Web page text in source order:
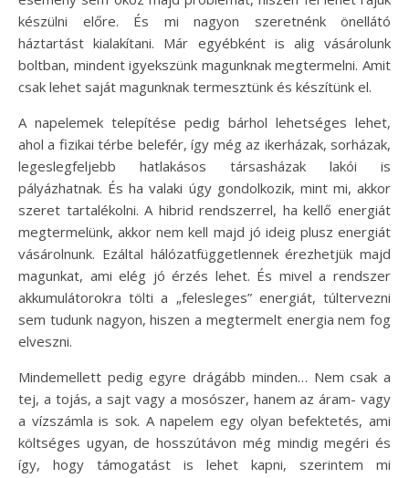
készülni előre. És mi nagyon szeretnénk önellátó
háztartást kialakítani. Már egyébként is alig vásárolunk
boltban, mindent igyekszünk magunknak megtermelni. Amit
csak lehet saját magunknak termesztünk és készítünk el.
A napelemek telepítése pedig bárhol lehetséges lehet,
ahol a fizikai térbe belefér, így még az ikerházak, sorházak,
legeslegfeljebb hatlakásos társasházak lakói is
pályázhatnak. És ha valaki úgy gondolkozik, mint mi, akkor
szeret tartalékolni. A hibrid rendszerrel, ha kellő energiát
megtermelünk, akkor nem kell majd jó ideig plusz energiát
vásárolnunk. Ezáltal hálózatfüggetlennek érezhetjük majd
magunkat, ami elég jó érzés lehet. És mivel a rendszer
akkumulátorokra tölti a „felesleges” energiát, túltervezni
sem tudunk nagyon, hiszen a megtermelt energia nem fog
elveszni.
Mindemellett pedig egyre drágább minden… Nem csak a
tej, a tojás, a sajt vagy a mosószer, hanem az áram- vagy
a vízszámla is sok. A napelem egy olyan befektetés, ami
költséges ugyan, de hosszútávon még mindig megéri és
így, hogy támogatást is lehet kapni, szerintem mi